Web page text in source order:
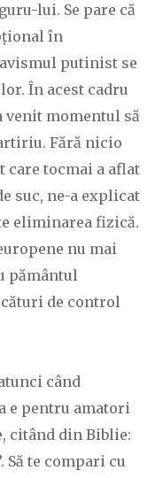
lui. Se pare că
în
putinist se
În acest cadru
venit momentul să
Fără nicio
care tocmai a aflat
suc, ne-a explicat
eliminarea fizică.
nu mai
pământul
de control
când
e pentru amatori
citând din Biblie:
Să te compari cu